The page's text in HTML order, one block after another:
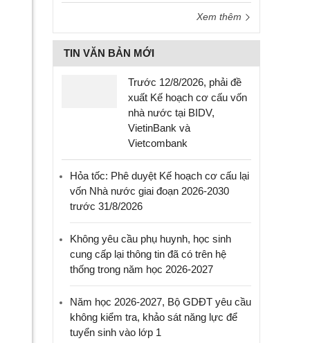
Xem thêm
TIN VĂN BẢN MỚI
Trước 12/8/2026, phải đề
xuất Kế hoạch cơ cấu vốn
nhà nước tại BIDV,
VietinBank và
Vietcombank
Hỏa tốc: Phê duyệt Kế hoạch cơ cấu lại
vốn Nhà nước giai đoạn 2026-2030
trước 31/8/2026
Không yêu cầu phụ huynh, học sinh
cung cấp lại thông tin đã có trên hệ
thống trong năm học 2026-2027
Năm học 2026-2027, Bộ GDĐT yêu cầu
không kiểm tra, khảo sát năng lực để
tuyển sinh vào lớp 1